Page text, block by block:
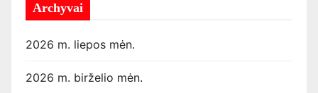
Archyvai
2026 m. liepos mėn.
2026 m. birželio mėn.